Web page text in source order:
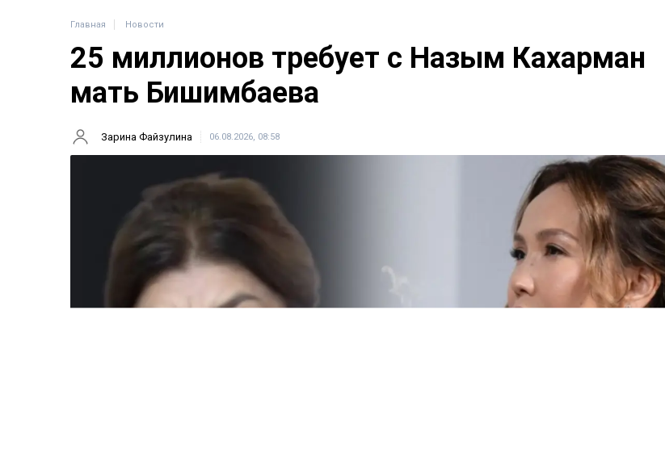
Главная Новости
25 миллионов требует с Назым Кахарман
мать Бишимбаева
Зарина Файзулина 06.08.2026, 08:58